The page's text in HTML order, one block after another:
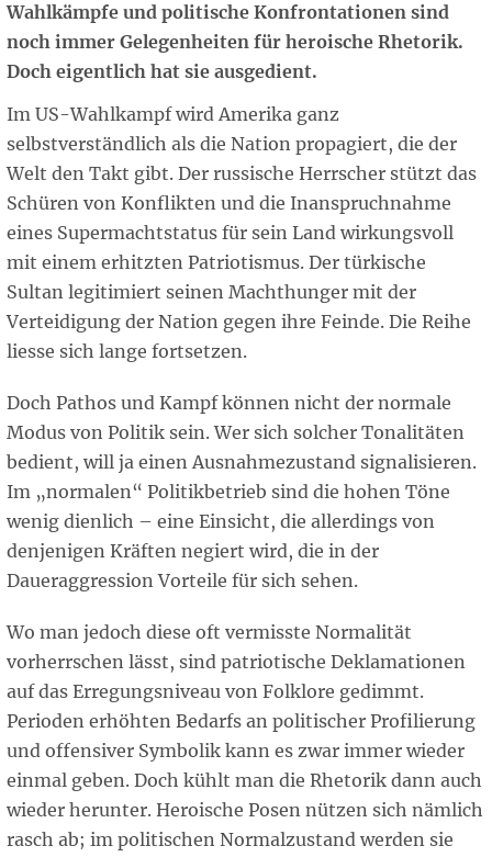
Wahlkämpfe und politische Konfrontationen sind
noch immer Gelegenheiten für heroische Rhetorik.
Doch eigentlich hat sie ausgedient.
Im US-Wahlkampf wird Amerika ganz
selbstverständlich als die Nation propagiert, die der
Welt den Takt gibt. Der russische Herrscher stützt das
Schüren von Konflikten und die Inanspruchnahme
eines Supermachtstatus für sein Land wirkungsvoll
mit einem erhitzten Patriotismus. Der türkische
Sultan legitimiert seinen Machthunger mit der
Verteidigung der Nation gegen ihre Feinde. Die Reihe
liesse sich lange fortsetzen.
Doch Pathos und Kampf können nicht der normale
Modus von Politik sein. Wer sich solcher Tonalitäten
bedient, will ja einen Ausnahmezustand signalisieren.
Im „normalen“ Politikbetrieb sind die hohen Töne
wenig dienlich – eine Einsicht, die allerdings von
denjenigen Kräften negiert wird, die in der
Daueraggression Vorteile für sich sehen.
Wo man jedoch diese oft vermisste Normalität
vorherrschen lässt, sind patriotische Deklamationen
auf das Erregungsniveau von Folklore gedimmt.
Perioden erhöhten Bedarfs an politischer Profilierung
und offensiver Symbolik kann es zwar immer wieder
einmal geben. Doch kühlt man die Rhetorik dann auch
wieder herunter. Heroische Posen nützen sich nämlich
rasch ab; im politischen Normalzustand werden sie